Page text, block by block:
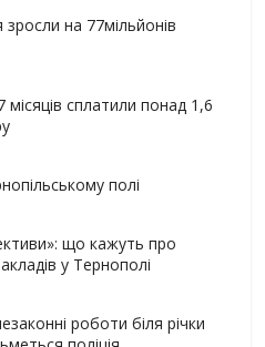
на 77мільйонів
сплатили понад 1,6
полі
що кажуть про
у Тернополі
роботи біля річки